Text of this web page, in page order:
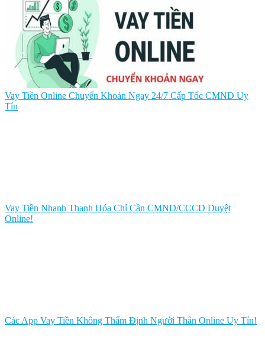
Vay Tiền Online Chuyển Khoản Ngay 24/7 Cấp Tốc CMND Uy
Tín
Vay Tiền Nhanh Thanh Hóa Chỉ Cần CMND/CCCD Duyệt
Online!
Các App Vay Tiền Không Thẩm Định Người Thân Online Uy Tín!